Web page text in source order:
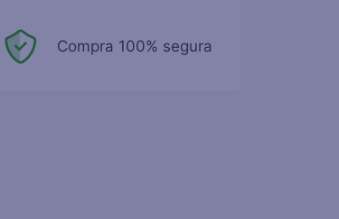
Compra 100% segura